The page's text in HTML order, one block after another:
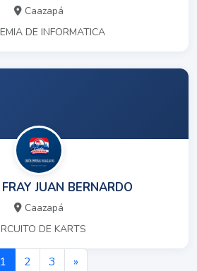
Caazapá
DE INFORMATICA
JUAN BERNARDO
Caazapá
DE KARTS
1 2 3 »